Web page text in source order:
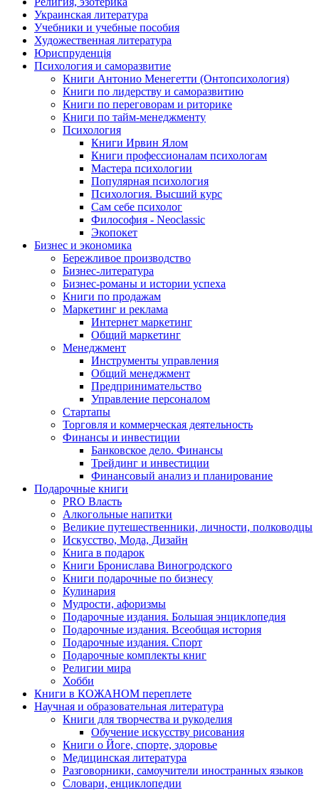
Украинская литература
Учебники и учебные пособия
Художественная литература
Юриспруденція
Психология и саморазвитие
Книги Антонио Менегетти (Онтопсихология)
Книги по лидерству и саморазвитию
Книги по переговорам и риторике
Книги по тайм-менеджменту
Психология
Книги Ирвин Ялом
Книги профессионалам психологам
Мастера психологии
Популярная психология
Психология. Высший курс
Сам себе психолог
Философия - Neoclassic
Экопокет
Бизнес и экономика
Бережливое производство
Бизнес-литература
Бизнес-романы и истории успеха
Книги по продажам
Маркетинг и реклама
Интернет маркетинг
Общий маркетинг
Менеджмент
Инструменты управления
Общий менеджмент
Предпринимательство
Управление персоналом
Стартапы
Торговля и коммерческая деятельность
Финансы и инвестиции
Банковское дело. Финансы
Трейдинг и инвестиции
Финансовый анализ и планирование
Подарочные книги
PRO Власть
Алкогольные напитки
Великие путешественники, личности, полководцы
Искусство, Мода, Дизайн
Книга в подарок
Книги Бронислава Виногродского
Книги подарочные по бизнесу
Кулинария
Мудрости, афоризмы
Подарочные издания. Большая энциклопедия
Подарочные издания. Всеобщая история
Подарочные издания. Спорт
Подарочные комплекты книг
Религии мира
Хобби
Книги в КОЖАНОМ переплете
Научная и образовательная литература
Книги для творчества и рукоделия
Обучение искусству рисования
Книги о Йоге, спорте, здоровье
Медицинская литература
Разговорники, самоучители иностранных языков
Словари, енциклопедии